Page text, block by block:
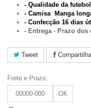
- Qualidade da
- Camisa Manga
- Confecção 16 dias
- Entrega - Prazo dos
Tweet
Frete e Prazo:
OK